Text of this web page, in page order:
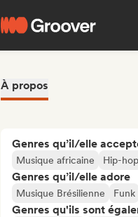
À propos
Genres qu’il/elle
Musique africaine Hip-hop
Genres qu’il/elle adore
Musique Brésilienne Funk
Genres qu'ils sont